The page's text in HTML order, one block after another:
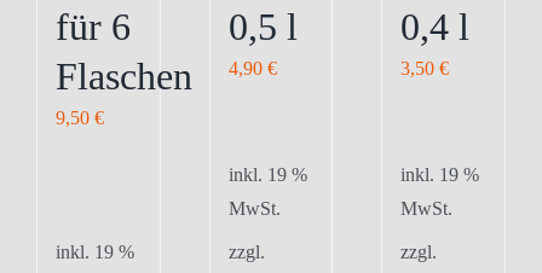
für 6
Flaschen
9,50 €
inkl. 19 %
0,5 l
4,90 €
inkl. 19 %
MwSt.
zzgl.
0,4 l
3,50€
inkl. 19 %
MwSt.
zzgl.